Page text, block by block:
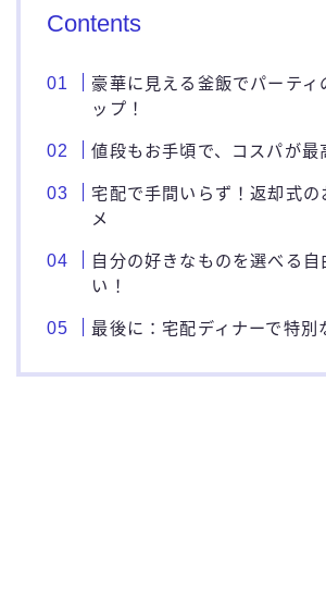
Contents
豪華に見える釜飯でパーティ
ップ！
値段もお手頃で、コスパが最
宅配で手間いらず！返却式の
メ
自分の好きなものを選べる自
い！
最後に：宅配ディナーで特別